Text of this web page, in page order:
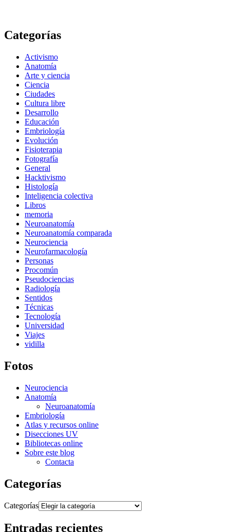
Categorías
Activismo
Anatomía
Arte y ciencia
Ciencia
Ciudades
Cultura libre
Desarrollo
Educación
Embriología
Evolución
Fisioterapia
Fotografía
General
Hacktivismo
Histología
Inteligencia colectiva
Libros
memoria
Neuroanatomía
Neuroanatomía comparada
Neurociencia
Neurofarmacología
Personas
Procomún
Pseudociencias
Radiología
Sentidos
Técnicas
Tecnología
Universidad
Viajes
vidilla
Fotos
Neurociencia
Anatomía
Neuroanatomía
Embriología
Atlas y recursos online
Disecciones UV
Bibliotecas online
Sobre este blog
Contacta
Categorías
Categorías
Entradas recientes